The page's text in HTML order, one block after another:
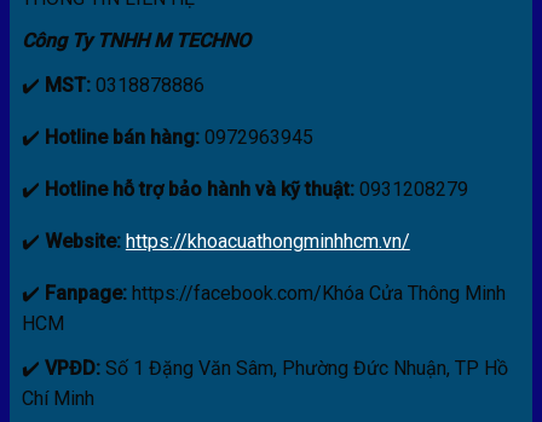
Công Ty TNHH M TECHNO
✔️ MST:0318878886
✔️ Hotline bán hàng:0972963945
✔️ Hotline hỗ trợ bảo hành và kỹ thuật:0931208279
✔️ Website: https://khoacuathongminhhcm.vn/
✔️ Fanpage:https://facebook.com/Khóa Cửa Thông Minh
HCM
✔️ VPĐD: Số 1 Đặng Văn Sâm, Phường Đức Nhuận, TP Hồ
Chí Minh